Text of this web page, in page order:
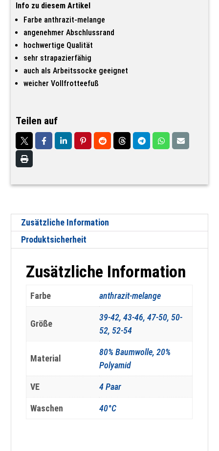
Menge
Info zu diesem Artikel
Farbe anthrazit-melange
angenehmer Abschlussrand
hochwertige Qualität
sehr strapazierfähig
auch als Arbeitssocke geeignet
weicher Vollfrotteefuß
Teilen auf
Zusätzliche Information
Produktsicherheit
Zusätzliche Information
Farbe anthrazit-melange
Größe
39-42, 43-46, 47-50, 50-
52, 52-54
Material
80% Baumwolle, 20%
Polyamid
VE 4 Paar
Waschen 40°C